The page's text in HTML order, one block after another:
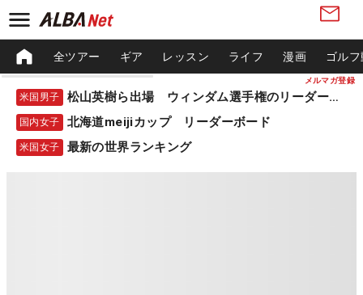
メルマガ登録
全ツアー ギア レッスン ライフ 漫画 ゴル
米国男子 松山英樹ら出場 ウィンダム選手権のリーダーボード
国内女子 北海道meijiカップ リーダーボード
米国女子 最新の世界ランキング